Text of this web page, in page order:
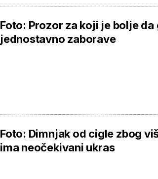
Foto: Prozor za koji je bolje da
jednostavno zaborave
Foto: Dimnjak od cigle zbog
ima neočekivani ukras